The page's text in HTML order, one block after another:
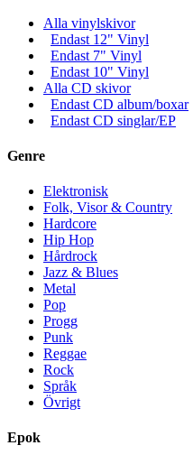
Alla vinylskivor
Endast 12" Vinyl
Endast 7" Vinyl
Endast 10" Vinyl
Alla CD skivor
Endast CD album/boxar
Endast CD singlar/EP
Genre
Elektronisk
Folk, Visor & Country
Hardcore
Hip Hop
Hårdrock
Jazz & Blues
Metal
Pop
Progg
Punk
Reggae
Rock
Språk
Övrigt
Epok